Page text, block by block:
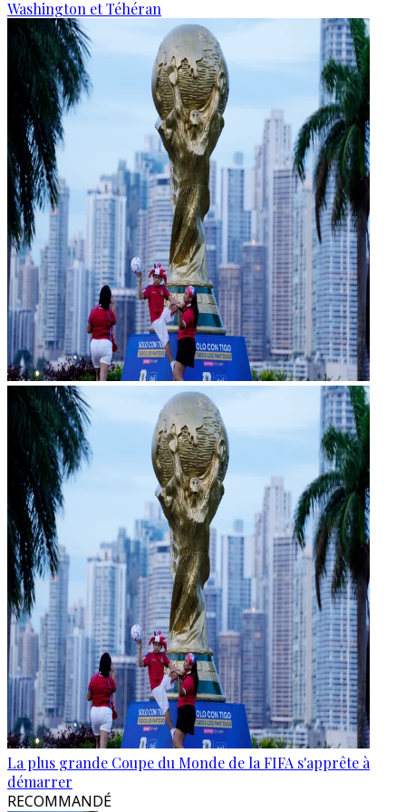
Washington et Téhéran
La plus grande Coupe du Monde de la FIFA s'apprête à
démarrer
RECOMMANDÉ